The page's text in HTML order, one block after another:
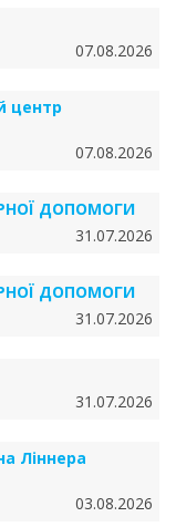
07.08.2026
центр
07.08.2026
ДОПОМОГИ
31.07.2026
ДОПОМОГИ
31.07.2026
31.07.2026
Ліннера
03.08.2026